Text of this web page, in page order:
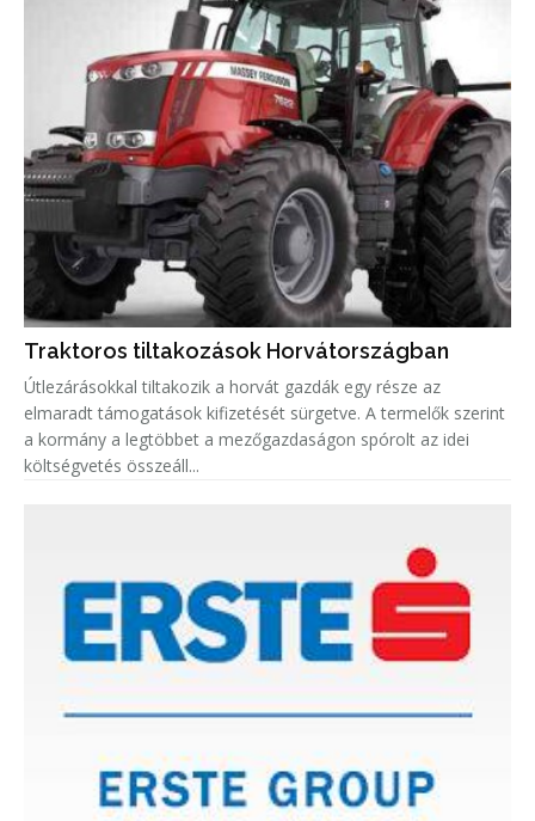
Traktoros tiltakozások Horvátországban
Útlezárásokkal tiltakozik a horvát gazdák egy része az
elmaradt támogatások kifizetését sürgetve. A termelők szerint
a kormány a legtöbbet a mezőgazdaságon spórolt az idei
költségvetés összeáll...